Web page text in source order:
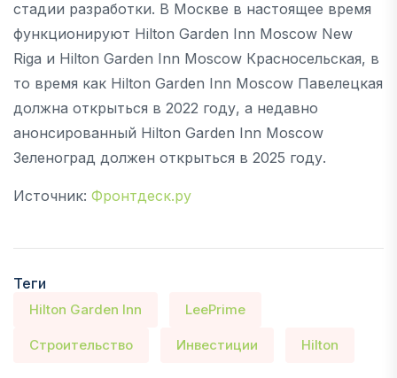
стадии разработки. В Москве в настоящее время
функционируют Hilton Garden Inn Moscow New
Riga и Hilton Garden Inn Moscow Красносельская, в
то время как Hilton Garden Inn Moscow Павелецкая
должна открыться в 2022 году, а недавно
анонсированный Hilton Garden Inn Moscow
Зеленоград должен открыться в 2025 году.
Источник: Фронтдеск.ру
Теги
Hilton Garden Inn LeePrime
Строительство Инвестиции Hilton